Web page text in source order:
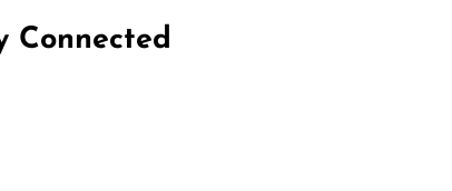
Connected